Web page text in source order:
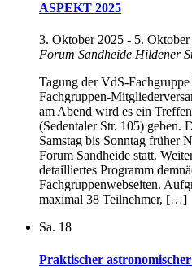
ASPEKT 2025
3. Oktober 2025 - 5.
Forum Sandheide Hildener
Tagung der VdS-
Fachgruppen-
am Abend wird es ein
(Sedentaler Str. 105) geben.
Samstag bis Sonntag früher
Forum Sandheide statt.
detailliertes Programm
Fachgruppenwebseiten.
maximal 38 Teilnehmer, […]
Sa. 18
Praktischer astronomischer